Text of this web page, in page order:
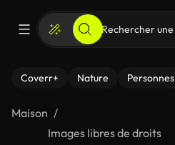
Coverr+ Nature Personnes
Maison
Images libres de droits